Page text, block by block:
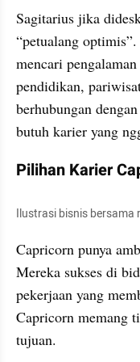
Sagitarius jika
“petualang
mencari
pendidikan,
berhubungan
butuh karier yang
Pilihan Karier
Ilustrasi bisnis bersama
Capricorn punya
Mereka sukses di
pekerjaan yang
Capricorn memang
tujuan.